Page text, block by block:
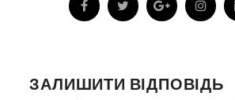
ЗАЛИШИТИ ВІДПОВІДЬ